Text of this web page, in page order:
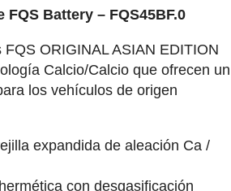
FQS Battery – FQS45BF.0
FQS ORIGINAL ASIAN EDITION
Calcio/Calcio que ofrecen un
los vehículos de origen
expandida de aleación Ca /
con desgasificación